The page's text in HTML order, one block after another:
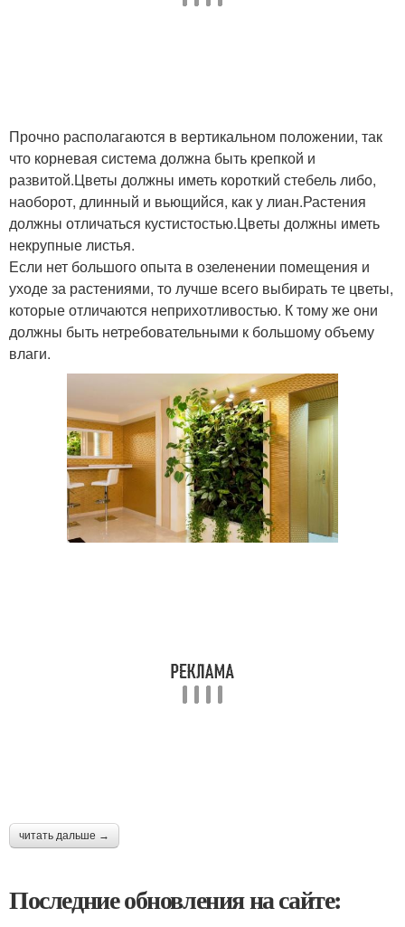
Прочно располагаются в вертикальном положении, так
что корневая система должна быть крепкой и
развитой.Цветы должны иметь короткий стебель либо,
наоборот, длинный и вьющийся, как у лиан.Растения
должны отличаться кустистостью.Цветы должны иметь
некрупные листья.
Если нет большого опыта в озеленении помещения и
уходе за растениями, то лучше всего выбирать те цветы,
которые отличаются неприхотливостью. К тому же они
должны быть нетребовательными к большому объему
влаги.
читать дальше →
Последние обновления на сайте: